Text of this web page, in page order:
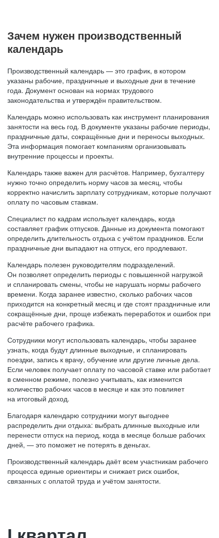
Зачем нужен производственный
календарь
Производственный календарь — это график, в котором
указаны рабочие, праздничные и выходные дни в течение
года. Документ основан на нормах трудового
законодательства и утверждён правительством.
Календарь можно использовать как инструмент планирования
занятости на весь год. В документе указаны рабочие периоды,
праздничные даты, сокращённые дни и переносы выходных.
Эта информация помогает компаниям организовывать
внутренние процессы и проекты.
Календарь также важен для расчётов. Например, бухгалтеру
нужно точно определить норму часов за месяц, чтобы
корректно начислить зарплату сотрудникам, которые получают
оплату по часовым ставкам.
Специалист по кадрам использует календарь, когда
составляет график отпусков. Данные из документа помогают
определить длительность отдыха с учётом праздников. Если
праздничные дни выпадают на отпуск, его продлевают.
Календарь полезен руководителям подразделений.
Он позволяет определить периоды с повышенной нагрузкой
и спланировать смены, чтобы не нарушать нормы рабочего
времени. Когда заранее известно, сколько рабочих часов
приходится на конкретный месяц и где стоят праздничные или
сокращённые дни, проще избежать переработок и ошибок при
расчёте рабочего графика.
Сотрудники могут использовать календарь, чтобы заранее
узнать, когда будут длинные выходные, и спланировать
поездки, запись к врачу, обучение или другие личные дела.
Если человек получает оплату по часовой ставке или работает
в сменном режиме, полезно учитывать, как изменится
количество рабочих часов в месяце и как это повлияет
на итоговый доход.
Благодаря календарю сотрудники могут выгоднее
распределить дни отдыха: выбрать длинные выходные или
перенести отпуск на период, когда в месяце больше рабочих
дней, — это поможет не потерять в деньгах.
Производственный календарь даёт всем участникам рабочего
процесса единые ориентиры и снижает риск ошибок,
связанных с оплатой труда и учётом занятости.